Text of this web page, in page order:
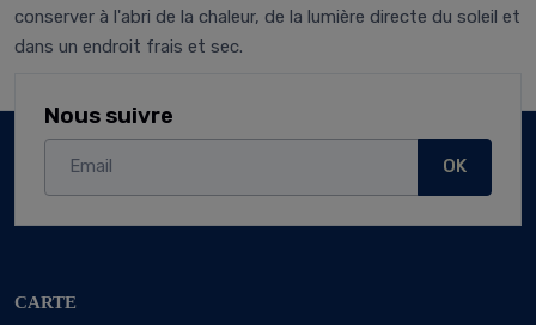
conserver à l'abri de la chaleur, de la lumière directe du soleil et
dans un endroit frais et sec.
Nous suivre
OK
CARTE